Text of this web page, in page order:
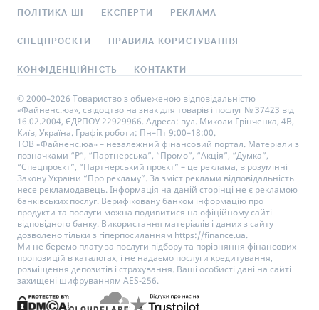
ПОЛІТИКА ШІ ЕКСПЕРТИ РЕКЛАМА
СПЕЦПРОЄКТИ ПРАВИЛА КОРИСТУВАННЯ
КОНФІДЕНЦІЙНІСТЬ КОНТАКТИ
© 2000–2026 Товариство з обмеженою відповідальністю
«Файненс.юа», свідоцтво на знак для товарів і послуг № 37423 від
16.02.2004, ЄДРПОУ 22929966. Адреса: вул. Миколи Грінченка, 4В,
Київ, Україна. Графік роботи: Пн–Пт 9:00–18:00.
ТОВ «Файненс.юа» – незалежний фінансовий портал. Матеріали з
позначками “Р”, “Партнерська”, “Промо”, “Акція”, “Думка”,
“Спецпроєкт”, “Партнерський проєкт” – це реклама, в розумінні
Закону України “Про рекламу”. За зміст реклами відповідальність
несе рекламодавець. Інформація на даній сторінці не є рекламою
банківських послуг. Верифіковану банком інформацію про
продукти та послуги можна подивитися на офіційному сайті
відповідного банку. Використання матеріалів і даних з сайту
дозволено тільки з гіперпосиланням https://finance.ua.
Ми не беремо плату за послуги підбору та порівняння фінансових
пропозицій в каталогах, і не надаємо послуги кредитування,
розміщення депозитів і страхування. Ваші особисті дані на сайті
захищені шифруванням AES-256.